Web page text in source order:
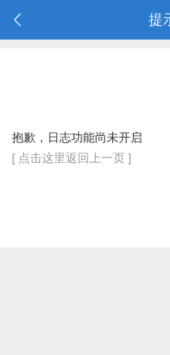
提
抱歉，日志功能尚未开启
[ 点击这里返回上一页 ]